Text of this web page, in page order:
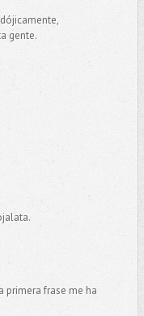
gente.
primera frase me ha